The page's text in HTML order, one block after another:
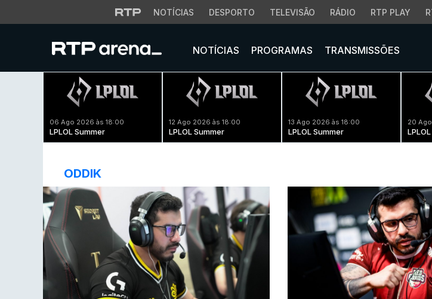
NOTÍCIAS DESPORTO TELEVISÃO RÁDIO RTP PLAY
NOTÍCIAS PROGRAMAS TRANSMISSÕES
06 Ago 2026 às 18:00
LPLOL Summer
12 Ago 2026 às 18:00
LPLOL Summer
13 Ago 2026 às 18:00
LPLOL Summer
20
ODDIK